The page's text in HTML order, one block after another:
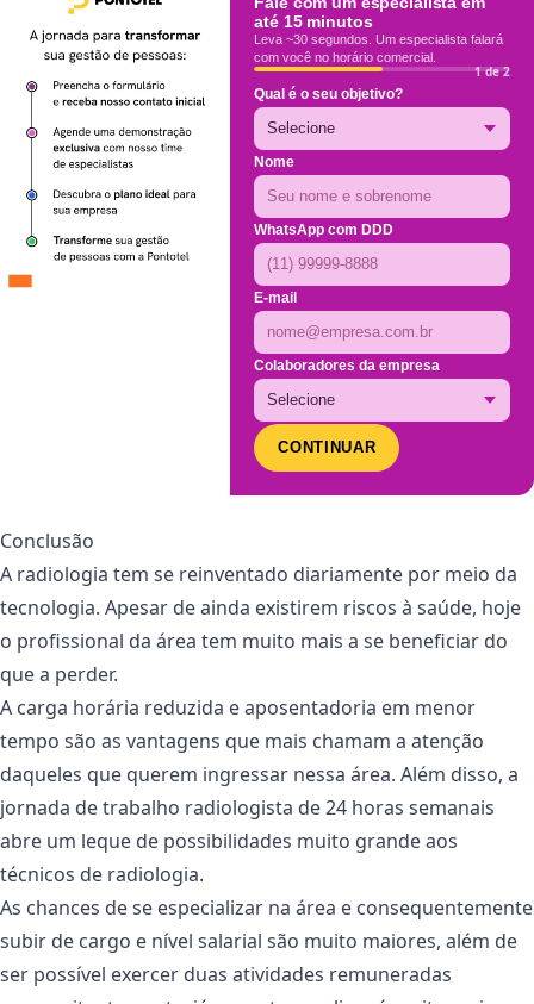
até 15 minutos
Leva ~30 segundos. Um especialista falará
com você no horário comercial.
1 de 2
Qual é o seu objetivo?
Nome
WhatsApp com DDD
E-mail
Colaboradores da empresa
CONTINUAR
Conclusão
A radiologia tem se reinventado diariamente por meio da
tecnologia. Apesar de ainda existirem riscos à saúde, hoje
o profissional da área tem muito mais a se beneficiar do
que a perder.
A carga horária reduzida e aposentadoria em menor
tempo são as vantagens que mais chamam a atenção
daqueles que querem ingressar nessa área. Além disso, a
jornada de trabalho radiologista de 24 horas semanais
abre um leque de possibilidades muito grande aos
técnicos de radiologia.
As chances de se especializar na área e consequentemente
subir de cargo e nível salarial são muito maiores, além de
ser possível exercer duas atividades remuneradas